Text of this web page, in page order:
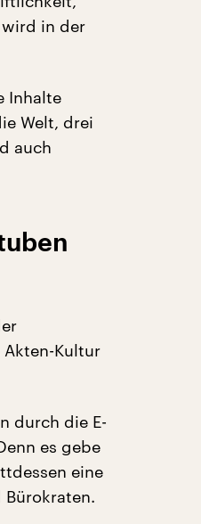
in der
Inhalte
Welt, drei
auch
Akten-Kultur
durch die E-
es gebe
eine
Bürokraten.